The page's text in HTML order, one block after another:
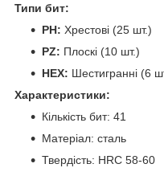
Типи бит:
PH: Хрестові (25 шт.)
PZ: Плоскі (10 шт.)
HEX: Шестигранні (6
Характеристики:
Кількість бит: 41
Матеріал: сталь
Твердість: HRC 58-60